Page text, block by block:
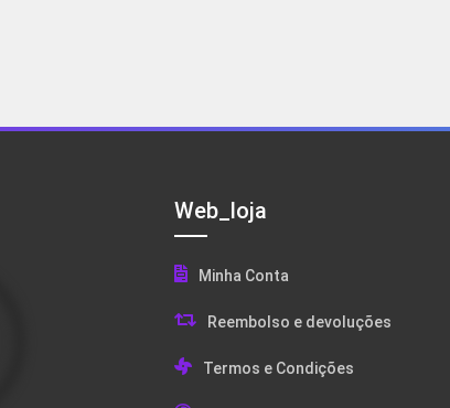
Web_loja
Minha Conta
Reembolso e devoluções
Termos e Condições